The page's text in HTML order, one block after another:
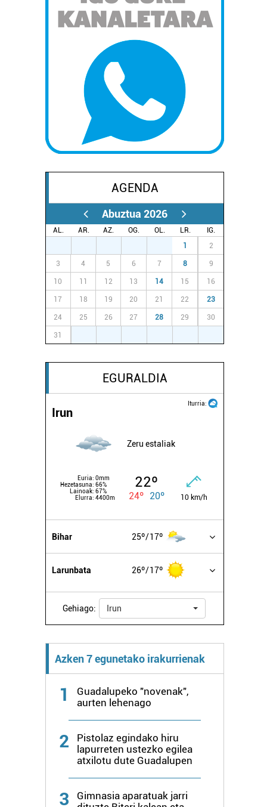
AGENDA
Abuztua 2026
AL. AR. AZ. OG. OL. LR.
IG.
1 2
3 4 5 6 7 8 9
10 11 12 13 14 15 16
17 18 19 20 21 22 23
24 25 26 27 28 29 30
31
EGURALDIA
Iturria:
Irun
Zeru estaliak
Euria: 0mm
Hezetasuna: 66%
Lainoak: 67%
Elurra: 4400m
22º
24º 20º 10 km/h
Bihar 25º 17º
Larunbata 26º 17º
Gehiago: Irun
Azken 7 egunetako irakurrienak
1
Guadalupeko "novenak",
aurten lehenago
2
Pistolaz egindako hiru
lapurreten ustezko egilea
atxilotu dute Guadalupen
3
Gimnasia aparatuak jarri